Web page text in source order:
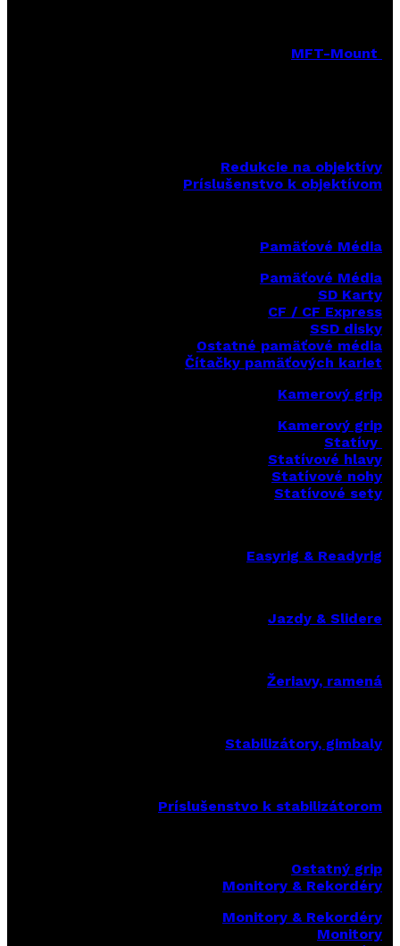
MFT-Mount
Redukcie na objektívy
Príslušenstvo k objektívom
Pamäťové Média
Pamäťové Média
SD Karty
CF / CF Express
SSD disky
Ostatné pamäťové média
Čítačky pamäťových kariet
Kamerový grip
Kamerový grip
Statívy
Statívové hlavy
Statívové nohy
Statívové sety
Easyrig & Readyrig
Jazdy & Slidere
Žeriavy, ramená
Stabilizátory, gimbaly
Príslušenstvo k stabilizátorom
Ostatný grip
Monitory & Rekordéry
Monitory & Rekordéry
Monitory